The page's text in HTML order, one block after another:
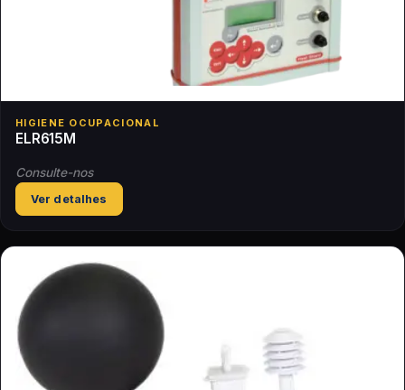
HIGIENE OCUPACIONAL
ELR615M
Consulte-nos
Ver detalhes